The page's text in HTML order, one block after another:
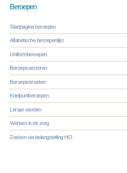
Beroepen
Startpagina beroepen
Alfabetische beroepenlijst
Uniformberoepen
Beroepssectoren
Beroepenzoeker
Knelpuntberoepen
Leraar worden
Werken in de zorg
Zoeken via belangstelling HO